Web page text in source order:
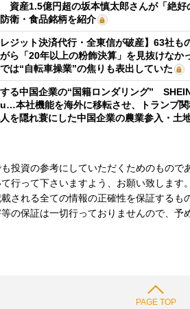
資産1.5億円超の坂本慎太郎さんが「絶好
衛・食品銘柄を紹介
レジット決済代行・全東信が破産】63社も
がら「20年以上の粉飾決算」を見抜けな
は“自転車操業”の焦りも表出していた
る中国企業の“国籍ロンダリング”
本社機能を海外に移転させ、トランプ
を隠れ蓑にした中国企業の農業参入・土
投資の参考にしていただくためのもので
行って下さいますよう、お願い致します
される全ての情報の正確性を保証するも
の保証は一切行っておりませんので、予
PAGE TOP